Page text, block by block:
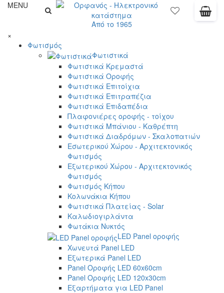
MENU
Από το 1965
×
Φωτισμός
Φωτιστικά
Φωτιστικά Κρεμαστά
Φωτιστικά Οροφής
Φωτιστικά Επιτοίχια
Φωτιστικά Επιτραπέζια
Φωτιστικά Επιδαπέδια
Πλαφονιέρες οροφής - τοίχου
Φωτιστικά Μπάνιου - Καθρέπτη
Φωτιστικά Διαδρόμων - Σκαλοπατιών
Εσωτερικού Χώρου - Αρχιτεκτονικός
Φωτισμός
Εξωτερικού Χώρου - Αρχιτεκτονικός
Φωτισμός
Φωτισμός Κήπου
Κολωνάκια Κήπου
Φωτιστικά Πλατείας - Solar
Καλωδιογιρλάντα
Φωτάκια Νυκτός
LED Panel οροφής
Χωνευτά Panel LED
Εξωτερικά Panel LED
Panel Οροφής LED 60x60cm
Panel Οροφής LED 120x30cm
Εξαρτήματα για LED Panel